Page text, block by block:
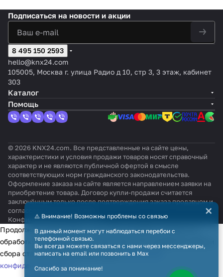
Подписаться на новости и акции
8 495 150 2593
hello@knx24.com
105005, Москва г. улица Радио д 10, стр 3, 3 этаж, кабинет
303
Каталог
Помощь
© 2026 KNX24.com. Все представленные на сайте цены,
характеристики и условия продажи товаров носят справочный
характер и не являются публичной офертой в смысле
соответствующих норм гражданского законодательства.
Оформление заказа на сайте является направлением заявки на
приобретение товара. Договор купли-продажи считается
заключённым только после подтверждения заказа продавцом и
согласования всех условий.
КонфиденциальностьОферта
⚠️ Внимание! Возможны проблемы со связью
В данный момент могут наблюдаться перебои с
телефонной связью.
Вы всегда можете связаться с нами через мессенджеры,
написать на email или позвонить в Max
Спасибо за понимание!
×
Продолжая использовать наш сайт, вы даёте согласие на
обработку файлов cookie в целях функционирования сайта и
сбора статистики в соответствии сполитикой
конфиденциальности